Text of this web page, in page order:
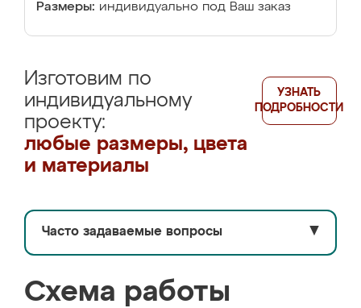
Размеры: индивидуально под Ваш заказ
Изготовим по
индивидуальному
проекту:
любые размеры, цвета
и материалы
УЗНАТЬ
ПОДРОБНОСТИ
Часто задаваемые вопросы ▼
Схема работы